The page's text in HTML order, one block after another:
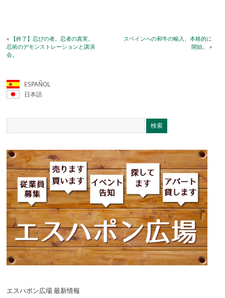
« 【終了】忍びの者。忍者の真実。
忍術のデモンストレーションと講演
会。
スペインへの和牛の輸入、本格的に
開始。
»
ESPAÑOL
日本語
エスハポン広場 最新情報